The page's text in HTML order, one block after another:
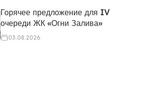
Горячее предложение для IV
очереди ЖК «Огни Залива»
03.08.2026